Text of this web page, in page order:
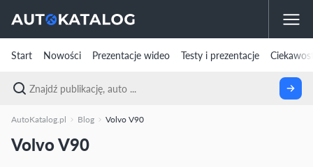
Start Nowości Prezentacje wideo Testy i prezentacje
AutoKatalog.pl Blog Volvo V90
Volvo V90